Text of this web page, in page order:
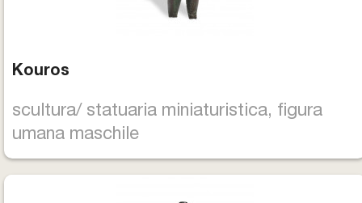
Kouros
scultura/ statuaria miniaturistica, figura
umana maschile